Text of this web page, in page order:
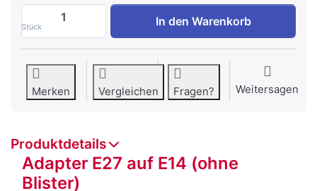
Stück
Adapter E27 auf E14 zu CHF 4.90, Menge
In den Warenkorb
Merken Vergleichen Fragen? Weitersagen
Produktdetails
Adapter E27 auf E14 (ohne
Blister)